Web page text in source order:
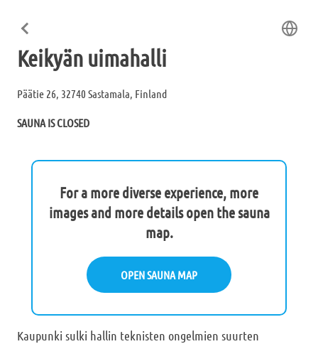
Keikyän uimahalli
Päätie 26, 32740 Sastamala, Finland
SAUNA IS CLOSED
For a more diverse experience, more
images and more details open the sauna
map.
OPEN SAUNA MAP
Kaupunki sulki hallin teknisten ongelmien suurten